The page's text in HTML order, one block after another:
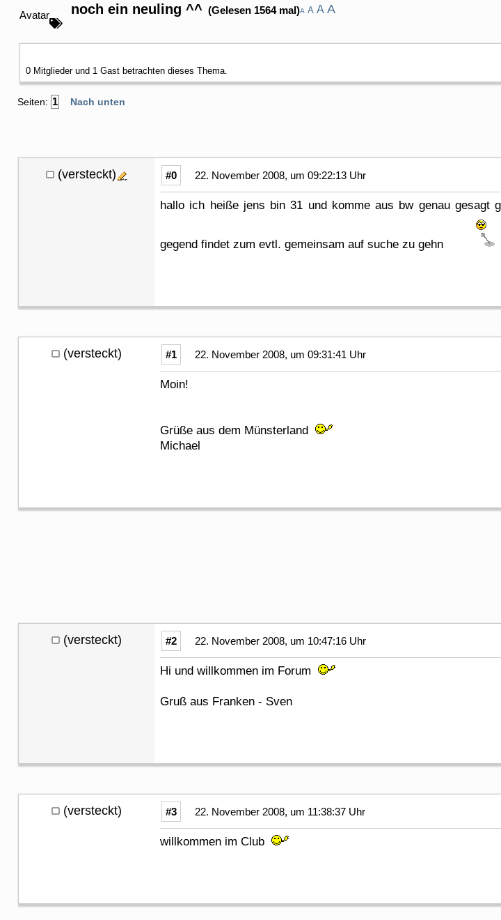
Avatar noch ein neuling ^^ (Gelesen 1564 mal)A A A A
0 Mitglieder und 1 Gast betrachten dieses Thema.
Seiten: 1 Nach unten
(versteckt) #0 22. November 2008, um 09:22:13 Uhr
hallo ich heiße jens bin 31 und komme aus bw genau gesagt
gegend findet zum evtl. gemeinsam auf suche zu gehn
(versteckt) #1 22. November 2008, um 09:31:41 Uhr
Moin!
Grüße aus dem Münsterland
Michael
(versteckt) #2 22. November 2008, um 10:47:16 Uhr
Hi und willkommen im Forum
Gruß aus Franken - Sven
(versteckt) #3 22. November 2008, um 11:38:37 Uhr
willkommen im Club